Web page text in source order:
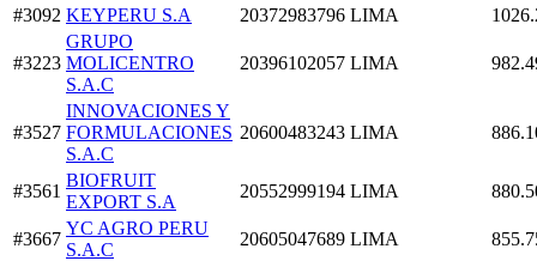
#3092 KEYPERU S.A 20372983796 LIMA
#3223
GRUPO
MOLICENTRO
S.A.C
20396102057 LIMA
#3527
INNOVACIONES Y
FORMULACIONES
S.A.C
20600483243 LIMA
#3561
BIOFRUIT
EXPORT S.A
20552999194 LIMA
#3667
YC AGRO PERU
S.A.C
20605047689 LIMA